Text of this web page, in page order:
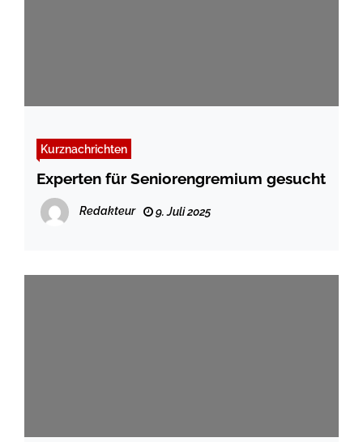
Kurznachrichten
Experten für Seniorengremium gesucht
Redakteur 9. Juli 2025